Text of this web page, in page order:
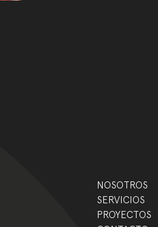
NOSOTROS
SERVICIOS
PROYECTOS